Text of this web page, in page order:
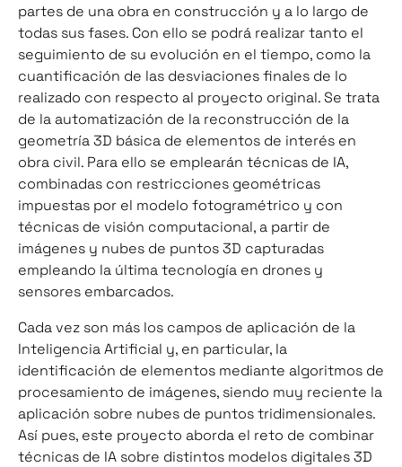
partes de una obra en construcción y a lo largo de
todas sus fases. Con ello se podrá realizar tanto el
seguimiento de su evolución en el tiempo, como la
cuantificación de las desviaciones finales de lo
realizado con respecto al proyecto original. Se trata
de la automatización de la reconstrucción de la
geometría 3D básica de elementos de interés en
obra civil. Para ello se emplearán técnicas de IA,
combinadas con restricciones geométricas
impuestas por el modelo fotogramétrico y con
técnicas de visión computacional, a partir de
imágenes y nubes de puntos 3D capturadas
empleando la última tecnología en drones y
sensores embarcados.
Cada vez son más los campos de aplicación de la
Inteligencia Artificial y, en particular, la
identificación de elementos mediante algoritmos de
procesamiento de imágenes, siendo muy reciente la
aplicación sobre nubes de puntos tridimensionales.
Así pues, este proyecto aborda el reto de combinar
técnicas de IA sobre distintos modelos digitales 3D